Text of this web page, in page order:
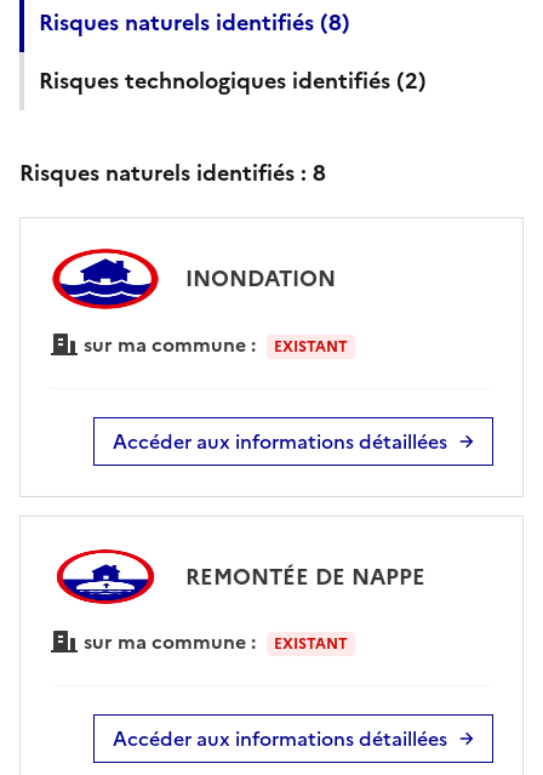
Risques naturels identifiés (8)
Risques technologiques identifiés (2)
Risques naturels identifiés : 8
INONDATION
sur ma commune : EXISTANT
Accéder aux informations détaillées
REMONTÉE DE NAPPE
sur ma commune : EXISTANT
Accéder aux informations détaillées